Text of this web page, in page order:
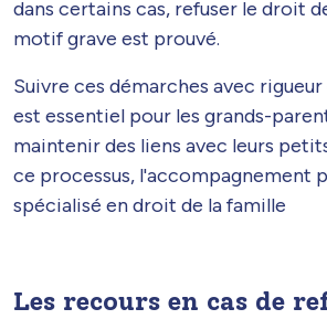
dans certains cas, refuser le droit
motif grave est prouvé.
Suivre ces démarches avec
est essentiel pour les grands-
maintenir des liens avec leurs
ce processus, l'accompagnement
spécialisé en droit de la famille
Les recours en cas de